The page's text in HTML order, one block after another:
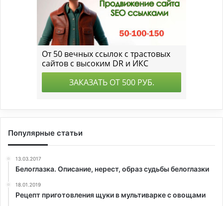
Популярные статьи
13.03.2017
Белоглазка. Описание, нерест, образ судьбы белоглазки
18.01.2019
Рецепт приготовления щуки в мультиварке с овощами